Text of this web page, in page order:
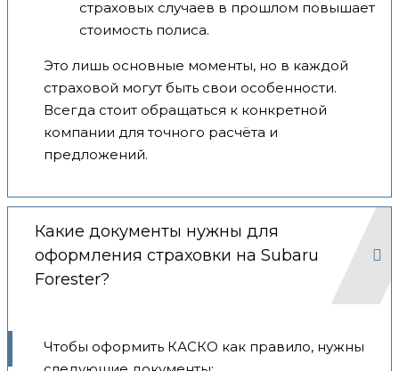
страховых случаев в прошлом повышает
стоимость полиса.
Это лишь основные моменты, но в каждой
страховой могут быть свои особенности.
Всегда стоит обращаться к конкретной
компании для точного расчёта и
предложений.
Какие документы нужны для
оформления страховки на Subaru
Forester?
Чтобы оформить КАСКО как правило, нужны